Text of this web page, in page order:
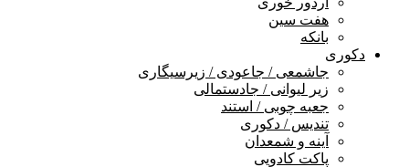
هفت سین
بانکه
دکوری
جاشمعی / جاعودی / زیرسیگاری
زیر لیوانی / جادستمالی
جعبه چوبی / استند
تندیس / دکوری
آینه و شمعدان
پاکت کادویی